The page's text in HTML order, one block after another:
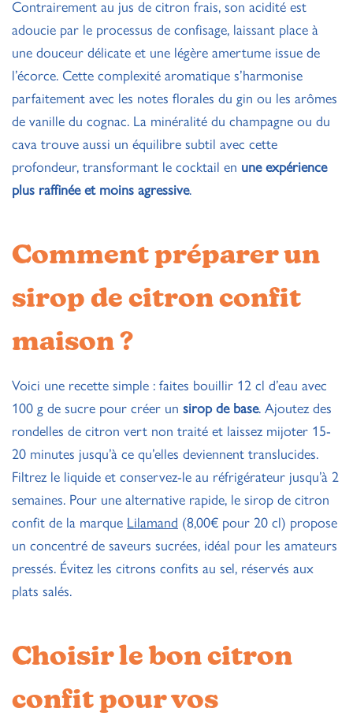
Contrairement au jus de citron frais, son acidité est
adoucie par le processus de confisage, laissant place à
une douceur délicate et une légère amertume issue de
l’écorce. Cette complexité aromatique s’harmonise
parfaitement avec les notes florales du gin ou les arômes
de vanille du cognac. La minéralité du champagne ou du
cava trouve aussi un équilibre subtil avec cette
profondeur, transformant le cocktail en une expérience
plus raffinée et moins agressive.
Comment préparer un
sirop de citron confit
maison ?
Voici une recette simple : faites bouillir 12 cl d’eau avec
100 g de sucre pour créer un sirop de base. Ajoutez des
rondelles de citron vert non traité et laissez mijoter 15-
20 minutes jusqu’à ce qu’elles deviennent translucides.
Filtrez le liquide et conservez-le au réfrigérateur jusqu’à 2
semaines. Pour une alternative rapide, le sirop de citron
confit de la marque Lilamand (8,00€ pour 20 cl) propose
un concentré de saveurs sucrées, idéal pour les amateurs
pressés. Évitez les citrons confits au sel, réservés aux
plats salés.
Choisir le bon citron
confit pour vos